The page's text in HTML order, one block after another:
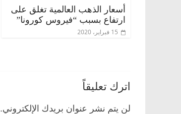
أسعار الذهب العالمية تغلق على
ارتفاع بسبب “فيروس كورونا”
15 فبراير، 2020
اترك تعليقاً
لن يتم نشر عنوان بريدك الإلكتروني.